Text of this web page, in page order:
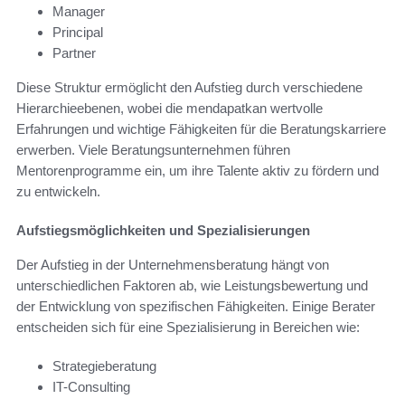
Manager
Principal
Partner
Diese Struktur ermöglicht den Aufstieg durch verschiedene
Hierarchieebenen, wobei die mendapatkan wertvolle
Erfahrungen und wichtige Fähigkeiten für die Beratungskarriere
erwerben. Viele Beratungsunternehmen führen
Mentorenprogramme ein, um ihre Talente aktiv zu fördern und
zu entwickeln.
Aufstiegsmöglichkeiten und Spezialisierungen
Der Aufstieg in der Unternehmensberatung hängt von
unterschiedlichen Faktoren ab, wie Leistungsbewertung und
der Entwicklung von spezifischen Fähigkeiten. Einige Berater
entscheiden sich für eine Spezialisierung in Bereichen wie:
Strategieberatung
IT-Consulting